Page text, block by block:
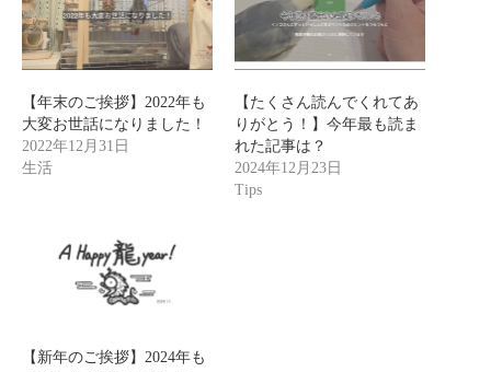
【年末のご挨拶】2022年も
大変お世話になりました！
2022年12月31日
生活
【たくさん読んでくれてあ
りがとう！】今年最も読ま
れた記事は？
2024年12月23日
Tips
【新年のご挨拶】2024年も